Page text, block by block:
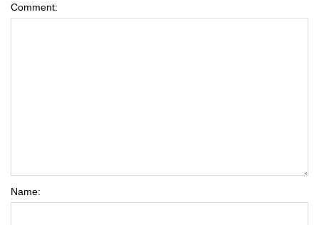
Comment:
Name: